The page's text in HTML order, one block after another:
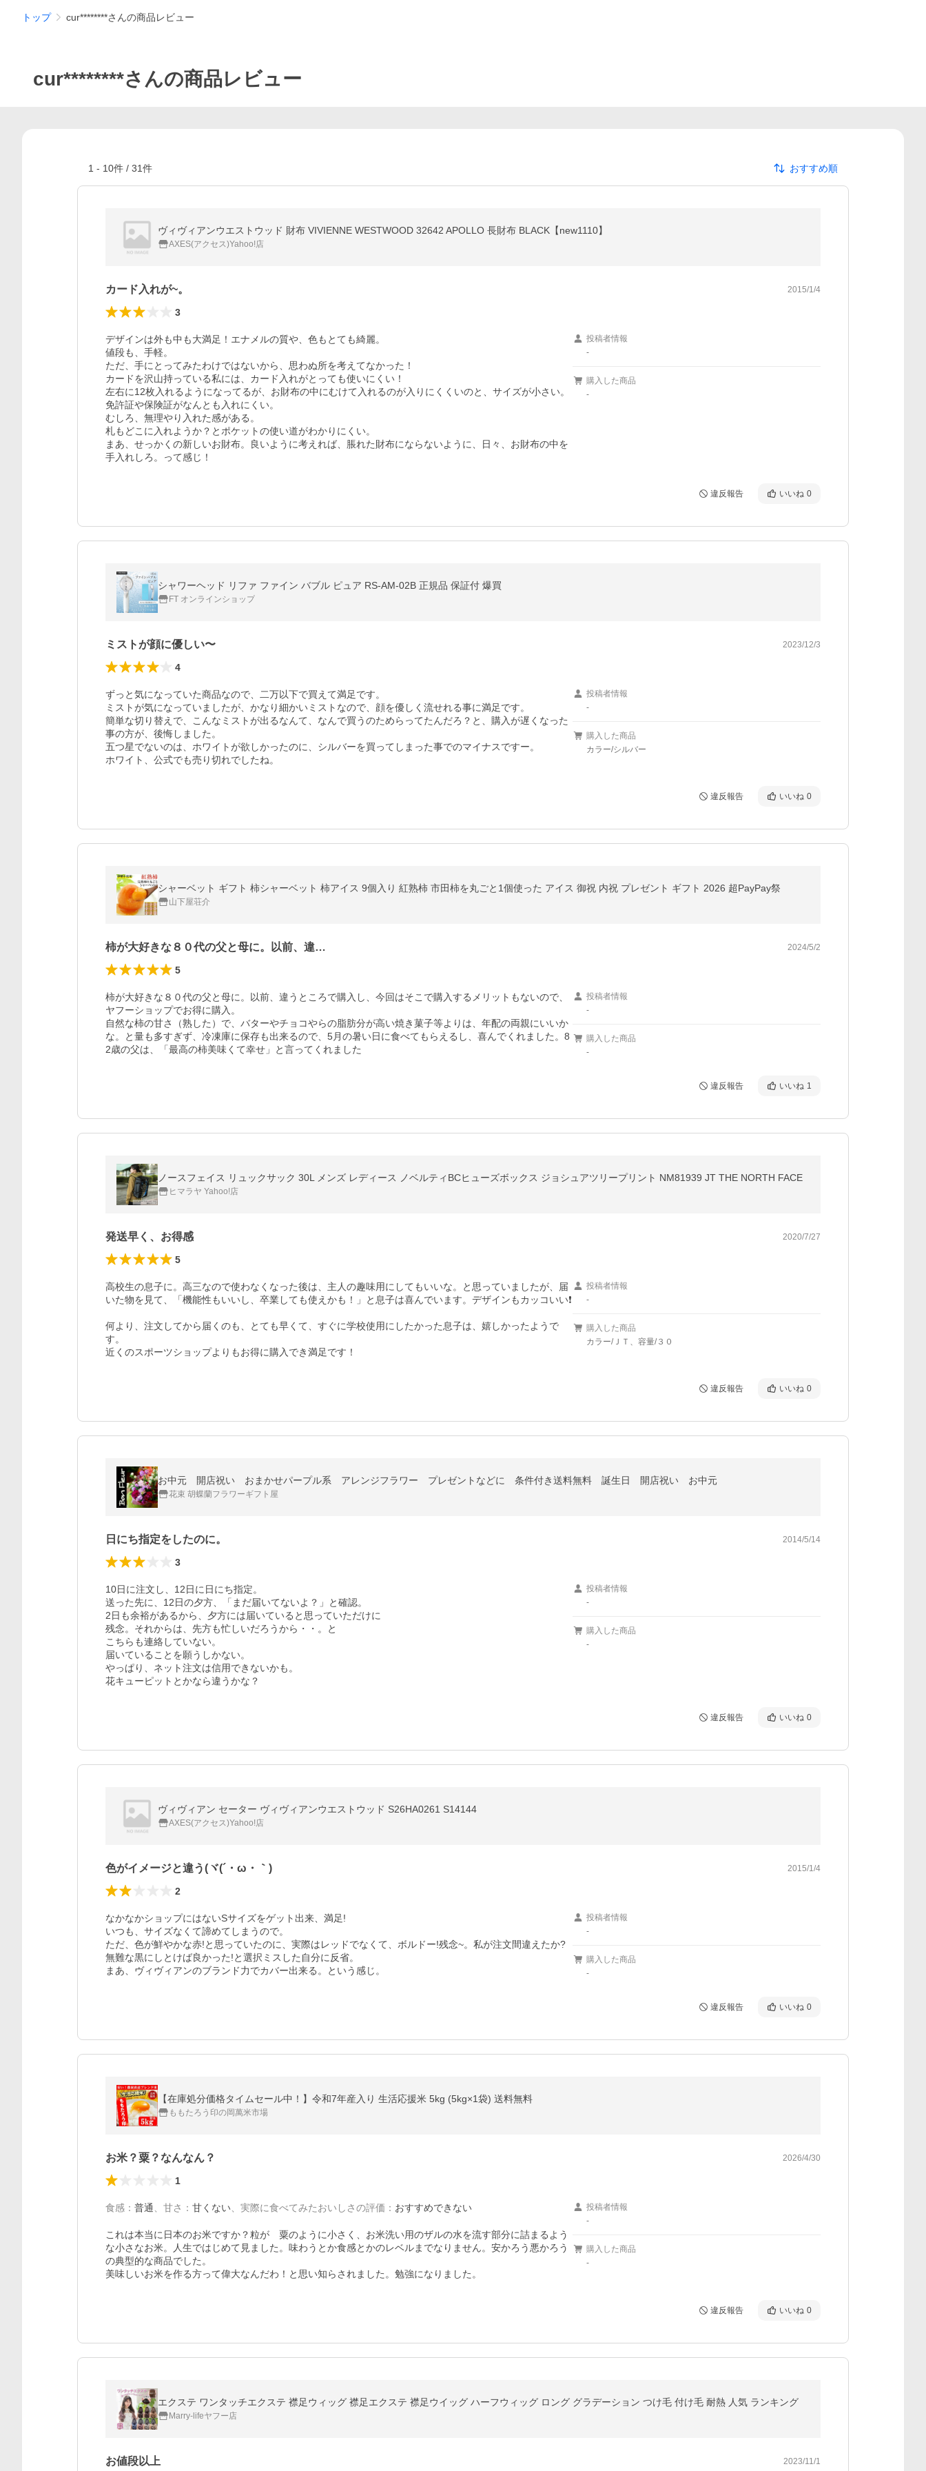
トップ cur********さんの商品レビュー
cur********さんの商品レビュー
1 - 10件 / 31件 おすすめ順
ヴィヴィアンウエストウッド 財布 VIVIENNE WESTWOOD 32642 APOLLO 長財布 BLACK【new1110】
AXES(アクセス)Yahoo!店
カード入れが~。 2015/1/4
3
デザインは外も中も大満足！エナメルの質や、色もとても綺麗。
値段も、手軽。
ただ、手にとってみたわけではないから、思わぬ所を考えてなかった！
カードを沢山持っている私には、カード入れがとっても使いにくい！
左右に12枚入れるようになってるが、お財布の中にむけて入れるのが入りにくくいのと、サイズが小さい。
免許証や保険証がなんとも入れにくい。
むしろ、無理やり入れた感がある。
札もどこに入れようか？とポケットの使い道がわかりにくい。
まあ、せっかくの新しいお財布。良いように考えれば、脹れた財布にならないように、日々、お財布の中を
手入れしろ。って感じ！
投稿者情報
-
購入した商品
-
違反報告 いいね 0
シャワーヘッド リファ ファイン バブル ピュア RS-AM-02B 正規品 保証付 爆買
FT オンラインショップ
ミストが顔に優しい〜 2023/12/3
4
ずっと気になっていた商品なので、二万以下で買えて満足です。
ミストが気になっていましたが、かなり細かいミストなので、顔を優しく流せれる事に満足です。
簡単な切り替えで、こんなミストが出るなんて、なんで買うのためらってたんだろ？と、購入が遅くなった
事の方が、後悔しました。
五つ星でないのは、ホワイトが欲しかったのに、シルバーを買ってしまった事でのマイナスですー。
ホワイト、公式でも売り切れでしたね。
投稿者情報
-
購入した商品
カラー/シルバー
違反報告 いいね 0
シャーベット ギフト 柿シャーベット 柿アイス 9個入り 紅熟柿 市田柿を丸ごと1個使った アイス 御祝 内祝 プレゼント ギフト 2026 超PayPay祭
山下屋荘介
柿が大好きな８０代の父と母に。以前、違… 2024/5/2
5
柿が大好きな８０代の父と母に。以前、違うところで購入し、今回はそこで購入するメリットもないので、
ヤフーショップでお得に購入。
自然な柿の甘さ（熟した）で、バターやチョコやらの脂肪分が高い焼き菓子等よりは、年配の両親にいいか
な。と量も多すぎず、冷凍庫に保存も出来るので、5月の暑い日に食べてもらえるし、喜んでくれました。8
2歳の父は、「最高の柿美味くて幸せ」と言ってくれました
投稿者情報
-
購入した商品
-
違反報告 いいね 1
ノースフェイス リュックサック 30L メンズ レディース ノベルティBCヒューズボックス ジョシュアツリープリント NM81939 JT THE NORTH FACE
ヒマラヤ Yahoo!店
発送早く、お得感 2020/7/27
5
高校生の息子に。高三なので使わなくなった後は、主人の趣味用にしてもいいな。と思っていましたが、届
いた物を見て、「機能性もいいし、卒業しても使えかも！」と息子は喜んでいます。デザインもカッコいい❗
何より、注文してから届くのも、とても早くて、すぐに学校使用にしたかった息子は、嬉しかったようで
す。
近くのスポーツショップよりもお得に購入でき満足です！
投稿者情報
-
購入した商品
カラー/ＪＴ、容量/３０
違反報告 いいね 0
お中元 開店祝い おまかせパープル系 アレンジフラワー プレゼントなどに 条件付き送料無料 誕生日 開店祝い お中元
花束 胡蝶蘭フラワーギフト屋
日にち指定をしたのに。 2014/5/14
3
10日に注文し、12日に日にち指定。
送った先に、12日の夕方、「まだ届いてないよ？」と確認。
2日も余裕があるから、夕方には届いていると思っていただけに
残念。それからは、先方も忙しいだろうから・・。と
こちらも連絡していない。
届いていることを願うしかない。
やっぱり、ネット注文は信用できないかも。
花キューピットとかなら違うかな？
投稿者情報
-
購入した商品
-
違反報告 いいね 0
ヴィヴィアン セーター ヴィヴィアンウエストウッド S26HA0261 S14144
AXES(アクセス)Yahoo!店
色がイメージと違う(ヾ(´・ω・｀) 2015/1/4
2
なかなかショップにはないSサイズをゲット出来、満足!
いつも、サイズなくて諦めてしまうので。
ただ、色が鮮やかな赤!と思っていたのに、実際はレッドでなくて、ボルドー!残念~。私が注文間違えたか?
無難な黒にしとけば良かった!と選択ミスした自分に反省。
まあ、ヴィヴィアンのブランド力でカバー出来る。という感じ。
投稿者情報
-
購入した商品
-
違反報告 いいね 0
【在庫処分価格タイムセール中！】令和7年産入り 生活応援米 5kg (5kg×1袋) 送料無料
ももたろう印の岡萬米市場
お米？粟？なんなん？ 2026/4/30
1
食感 ： 普通 甘さ ： 甘くない 実際に食べてみたおいしさの評価 ： おすすめできない
これは本当に日本のお米ですか？粒が　粟のように小さく、お米洗い用のザルの水を流す部分に詰まるよう
な小さなお米。人生ではじめて見ました。味わうとか食感とかのレベルまでなりません。安かろう悪かろう
の典型的な商品でした。
美味しいお米を作る方って偉大なんだわ！と思い知らされました。勉強になりました。
投稿者情報
-
購入した商品
-
違反報告 いいね 0
エクステ ワンタッチエクステ 襟足ウィッグ 襟足エクステ 襟足ウイッグ ハーフウィッグ ロング グラデーション つけ毛 付け毛 耐熱 人気 ランキング
Marry-lifeヤフー店
お値段以上 2023/11/1